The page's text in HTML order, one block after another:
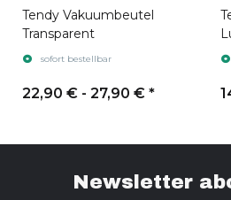
Tendy Vakuumbeutel
Transparent
sofort bestellbar
22,90 € - 27,90 € *
Newsletter